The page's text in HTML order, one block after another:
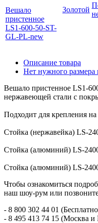
Вешало
пристенное
LS1-600-50-ST-
GL-PL-new
Золотой
Описание товара
Нет нужного размера
Вешало пристенное LS1-
нержавеющей стали с
Подходит для крепления
Стойка (нержавейка) LS-
Стойка (алюминий) LS-
Стойка (алюминий) LS-
Чтобы ознакомиться
наш шоу-рум или
- 8 800 302 44 01
- 8 495 413 74 15 (Москва